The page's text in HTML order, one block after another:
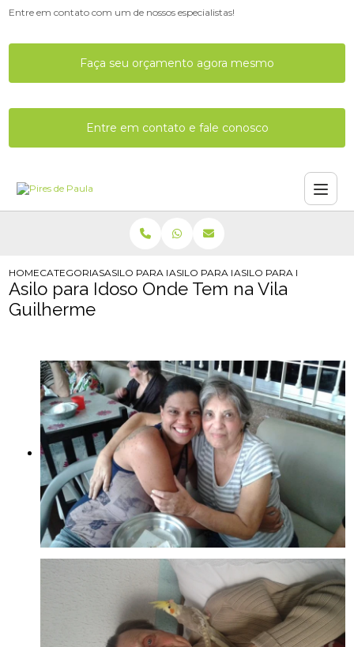
Entre em contato com um de nossos especialistas!
Faça seu orçamento agora mesmo
Entre em contato e fale conosco
HOMECATEGORIASASILO PARA IDOSOASILO PARA IDOSOASILO PARA IDOSO
Asilo para Idoso Onde Tem na Vila
Guilherme